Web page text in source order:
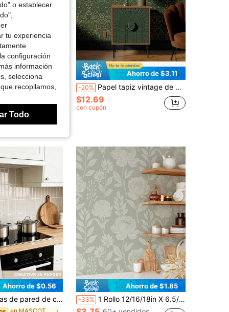
Ahorro de $1.10
de planta verde artificial, decoración de macetas para sala de estar, entrada del hogar
Ahorro de $3.11
-20% Papel tapiz vintage de plantas verdes - Adhesivo de pared autoadhesivo
$12.69
con cupón
Ahorro de $0.56
de azulejos falsos, azulejos decorativos de pared, decoración de cocina, calcomanías de pared para el hogar, decoración de habitación
Ahorro de $1.85
-33% 1 Rollo 12/16/18in X 6.5/9.8/16.4ft Papel Tapiz de Vinilo PVC Impermeable Removible Sin Residuos Fácil de Instalar Autoadhesivo, Decoración de Pared Vintage Botánica Verde Salvia Peonía Floral para Pared de Acento Alquiler Estilo Granja
o establecer
tu experiencia
configuración
información
selecciona
recopilamos,
Todo